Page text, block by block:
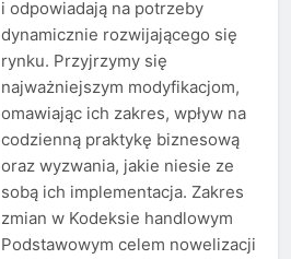
i odpowiadają na potrzeby
dynamicznie rozwijającego się
rynku. Przyjrzymy się
najważniejszym modyfikacjom,
omawiając ich zakres, wpływ na
codzienną praktykę biznesową
oraz wyzwania, jakie niesie ze
sobą ich implementacja. Zakres
zmian w Kodeksie handlowym
Podstawowym celem nowelizacji